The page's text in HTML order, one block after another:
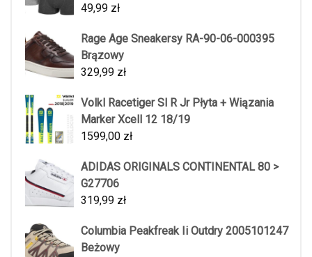
49,99 zł
Rage Age Sneakersy RA-90-06-000395
Brązowy
329,99 zł
Volkl Racetiger Sl R Jr Płyta + Wiązania
Marker Xcell 12 18/19
1599,00 zł
ADIDAS ORIGINALS CONTINENTAL 80 >
G27706
319,99 zł
Columbia Peakfreak Ii Outdry 2005101247
Beżowy